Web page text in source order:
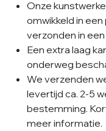
Onze
omwikkeld in
verzonden in
Een extra laag
onderweg
We verzenden
levertijd ca. 2-5
bestemming.
meer informatie.